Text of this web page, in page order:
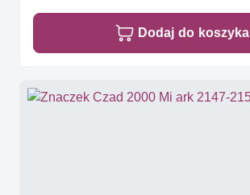
Dodaj do koszyka